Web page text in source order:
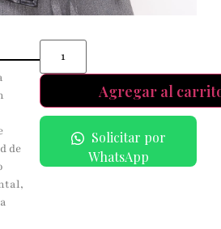
de
Agregar al
Solicitar por
WhatsApp